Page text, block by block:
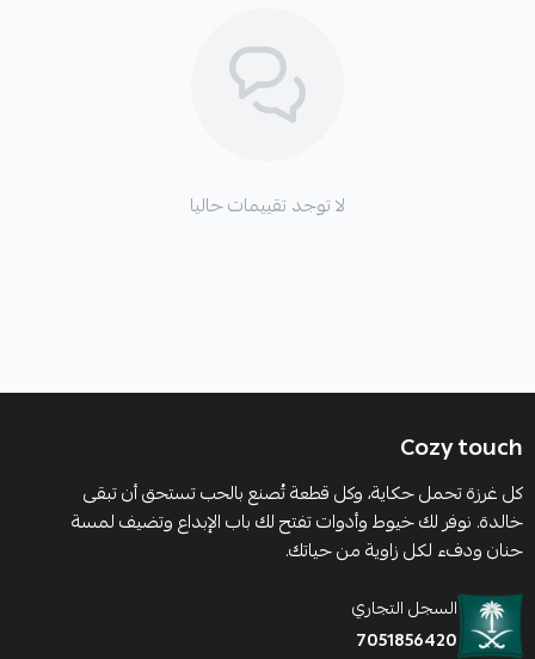
لا توجد تقييمات حاليا
Cozy touch
كل غرزة تحمل حكاية، وكل قطعة تُصنع بالحب تستحق أن تبقى
خالدة. نوفر لك خيوط وأدوات تفتح لك باب الإبداع وتضيف لمسة
حنان ودفء لكل زاوية من حياتك.
السجل التجاري
7051856420